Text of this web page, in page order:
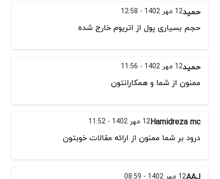
حمید12 مهر 1402 - 12:58
حجم بسیاری پول از اتریوم خارج شده
حمید12 مهر 1402 - 11:56
ممنون از شما و همکارانتون
Hamidreza mc12 مهر 1402 - 11:52
درود بر شما ممنون از ارائه مقالات خوبتون
12 مهر 1402 - 08:59